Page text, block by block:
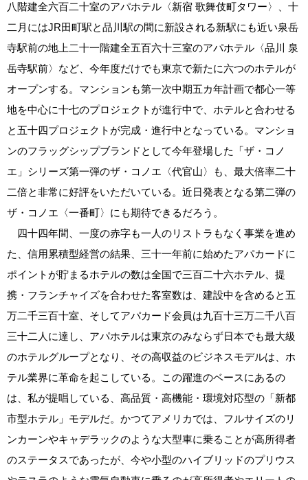
八階建全六百二十室のアパホテル〈新宿 歌舞伎町タワー〉、十
二月にはJR田町駅と品川駅の間に新設される新駅にも近い泉岳
寺駅前の地上二十一階建全五百六十三室のアパホテル〈品川 泉
岳寺駅前〉など、今年度だけでも東京で新たに六つのホテルが
オープンする。マンションも第一次中期五カ年計画で都心一等
地を中心に十七のプロジェクトが進行中で、ホテルと合わせる
と五十四プロジェクトが完成・進行中となっている。マンショ
ンのフラッグシップブランドとして今年登場した「ザ・コノ
エ」シリーズ第一弾のザ・コノエ〈代官山〉も、最大倍率二十
二倍と非常に好評をいただいている。近日発表となる第二弾の
ザ・コノエ〈一番町〉にも期待できるだろう。
四十四年間、一度の赤字も一人のリストラもなく事業を進め
た、信用累積型経営の結果、三十一年前に始めたアパカードに
ポイントが貯まるホテルの数は全国で三百二十六ホテル、提
携・フランチャイズを合わせた客室数は、建設中を含めると五
万二千三百十室、そしてアパカード会員は九百十三万二千八百
三十二人に達し、アパホテルは東京のみならず日本でも最大級
のホテルグループとなり、その高収益のビジネスモデルは、ホ
テル業界に革命を起こしている。この躍進のベースにあるの
は、私が提唱している、高品質・高機能・環境対応型の「新都
市型ホテル」モデルだ。かつてアメリカでは、フルサイズのリ
ンカーンやキャデラックのような大型車に乗ることが高所得者
のステータスであったが、今や小型のハイブリッドのプリウス